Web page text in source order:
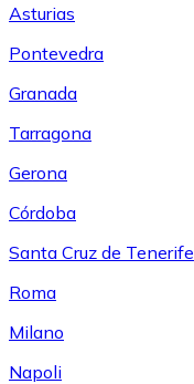
Asturias
Pontevedra
Granada
Tarragona
Gerona
Córdoba
Santa Cruz de Tenerife
Roma
Milano
Napoli